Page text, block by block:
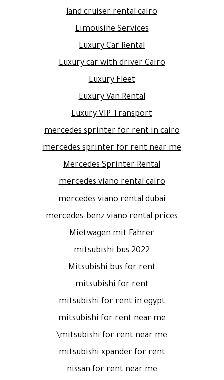
land cruiser rental cairo
Limousine Services
Luxury Car Rental
Luxury car with driver Cairo
Luxury Fleet
Luxury Van Rental
Luxury VIP Transport
mercedes sprinter for rent in cairo
mercedes sprinter for rent near me
Mercedes Sprinter Rental
mercedes viano rental cairo
mercedes viano rental dubai
mercedes-benz viano rental prices
Mietwagen mit Fahrer
mitsubishi bus 2022
Mitsubishi bus for rent
mitsubishi for rent
mitsubishi for rent in egypt
mitsubishi for rent near me
mitsubishi for rent near me\
mitsubishi xpander for rent
nissan for rent near me